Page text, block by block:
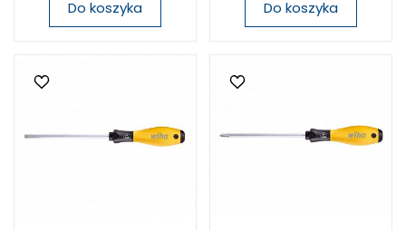
Do koszyka Do koszyka